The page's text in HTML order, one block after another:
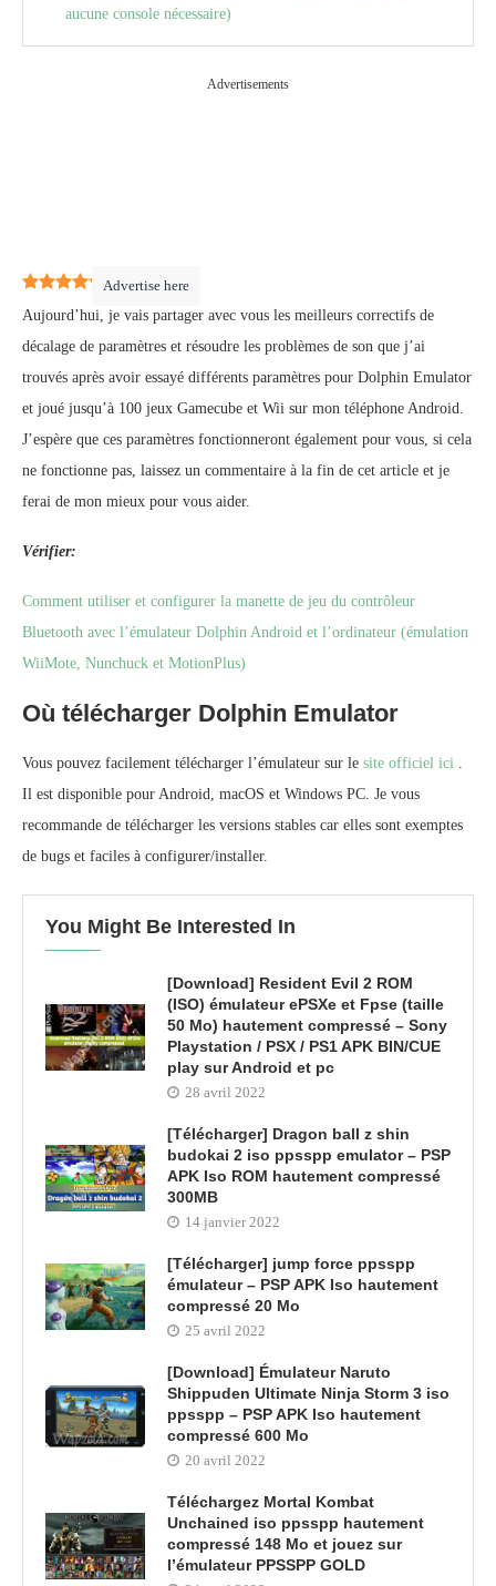
aucune console nécessaire)
Advertisements
Advertise here
5 (2)
Aujourd’hui, je vais partager avec vous les meilleurs correctifs de
décalage de paramètres et résoudre les problèmes de son que j’ai
trouvés après avoir essayé différents paramètres pour Dolphin Emulator
et joué jusqu’à 100 jeux Gamecube et Wii sur mon téléphone Android.
J’espère que ces paramètres fonctionneront également pour vous, si cela
ne fonctionne pas, laissez un commentaire à la fin de cet article et je
ferai de mon mieux pour vous aider.
Vérifier:
Comment utiliser et configurer la manette de jeu du contrôleur
Bluetooth avec l’émulateur Dolphin Android et l’ordinateur (émulation
WiiMote, Nunchuck et MotionPlus)
Où télécharger Dolphin Emulator
Vous pouvez facilement télécharger l’émulateur sur le site officiel ici .
Il est disponible pour Android, macOS et Windows PC. Je vous
recommande de télécharger les versions stables car elles sont exemptes
de bugs et faciles à configurer/installer.
You Might Be Interested In
[Download] Resident Evil 2 ROM
(ISO) émulateur ePSXe et Fpse (taille
50 Mo) hautement compressé – Sony
Playstation / PSX / PS1 APK BIN/CUE
play sur Android et pc
28 avril 2022
[Télécharger] Dragon ball z shin
budokai 2 iso ppsspp emulator – PSP
APK Iso ROM hautement compressé
300MB
14 janvier 2022
[Télécharger] jump force ppsspp
émulateur – PSP APK Iso hautement
compressé 20 Mo
25 avril 2022
[Download] Émulateur Naruto
Shippuden Ultimate Ninja Storm 3 iso
ppsspp – PSP APK Iso hautement
compressé 600 Mo
20 avril 2022
Téléchargez Mortal Kombat
Unchained iso ppsspp hautement
compressé 148 Mo et jouez sur
l’émulateur PPSSPP GOLD